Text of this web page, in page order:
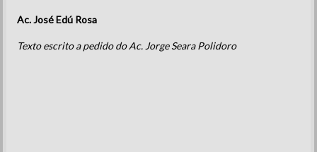
Ac. José Edú Rosa
Texto escrito a pedido do Ac. Jorge Seara Polidoro